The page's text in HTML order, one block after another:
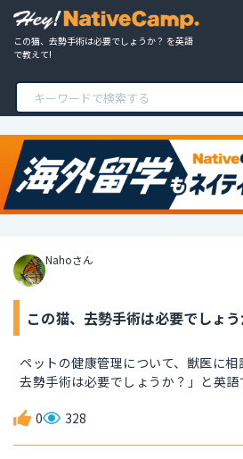
この猫、去勢手術は必要でしょうか？ を英語
で教えて!
Nahoさん
この猫、去勢手術は必要でしょ
ペットの健康管理について、獣医に相
去勢手術は必要でしょうか？」と英語
0 328